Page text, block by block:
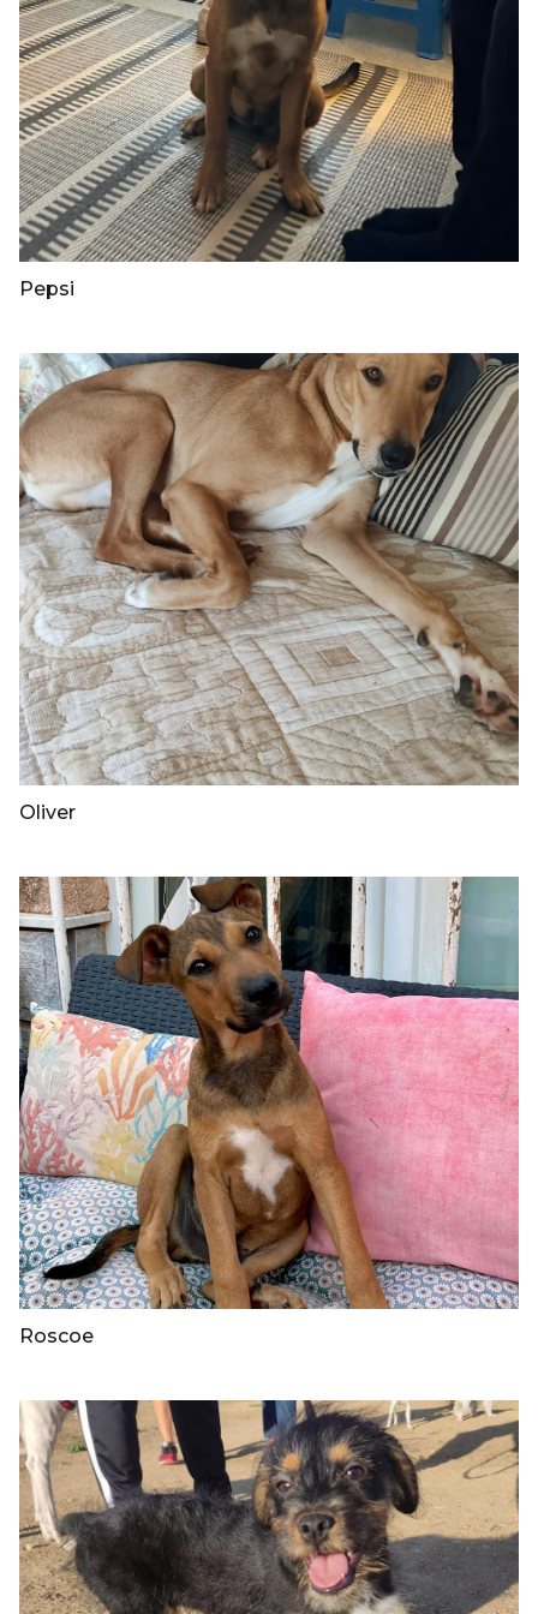
Pepsi
Oliver
Roscoe